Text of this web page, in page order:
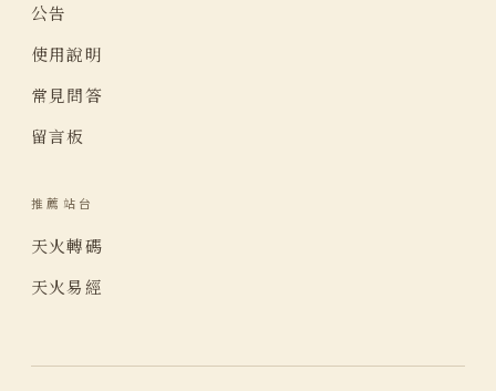
公告
使用說明
常見問答
留言板
推薦站台
天火轉碼
天火易經